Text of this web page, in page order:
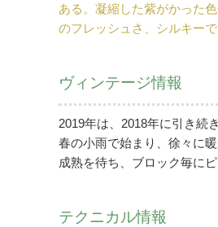
ある。凝縮した紫がかった
のフレッシュさ、シルキー
ヴィンテージ情報
2019年は、2018年に引き続
春の小雨で始まり、徐々に
成熟を待ち、ブロック毎に
テクニカル情報